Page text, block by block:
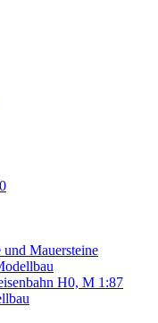
Mauersteine
H0, M 1:87